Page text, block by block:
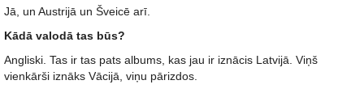
Jā, un Austrijā un Šveicē arī.
Kādā valodā tas būs?
Angliski. Tas ir tas pats albums, kas jau ir iznācis Latvijā. Viņš
vienkārši iznāks Vācijā, viņu pārizdos.